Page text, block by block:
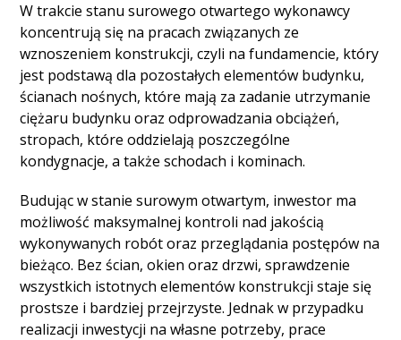
W trakcie stanu surowego otwartego wykonawcy
koncentrują się na pracach związanych ze
wznoszeniem konstrukcji, czyli na fundamencie, który
jest podstawą dla pozostałych elementów budynku,
ścianach nośnych, które mają za zadanie utrzymanie
ciężaru budynku oraz odprowadzania obciążeń,
stropach, które oddzielają poszczególne
kondygnacje, a także schodach i kominach.
Budując w stanie surowym otwartym, inwestor ma
możliwość maksymalnej kontroli nad jakością
wykonywanych robót oraz przeglądania postępów na
bieżąco. Bez ścian, okien oraz drzwi, sprawdzenie
wszystkich istotnych elementów konstrukcji staje się
prostsze i bardziej przejrzyste. Jednak w przypadku
realizacji inwestycji na własne potrzeby, prace